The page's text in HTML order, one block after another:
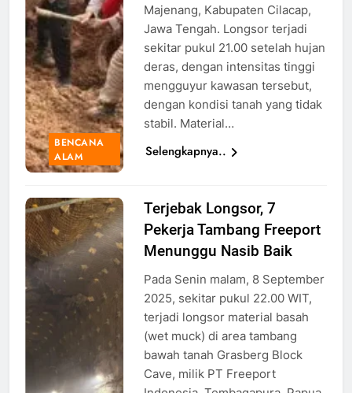
BENCANA
ALAM
Majenang, Kabupaten Cilacap,
Jawa Tengah. Longsor terjadi
sekitar pukul 21.00 setelah hujan
deras, dengan intensitas tinggi
mengguyur kawasan tersebut,
dengan kondisi tanah yang tidak
stabil. Material…
Selengkapnya..
Ilustrasi
Longsor di
tambang,
Foto: Dok.
ugm.ac.id
Terjebak Longsor, 7
Pekerja Tambang Freeport
Menunggu Nasib Baik
Pada Senin malam, 8 September
2025, sekitar pukul 22.00 WIT,
terjadi longsor material basah
(wet muck) di area tambang
bawah tanah Grasberg Block
Cave, milik PT Freeport